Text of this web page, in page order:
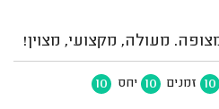
מעולה, מקצועי, מצוין!
10 זמנים 10 יחס 10